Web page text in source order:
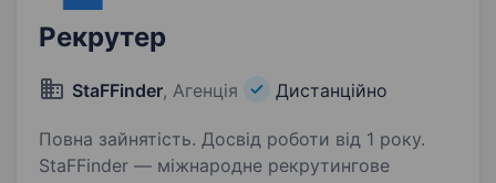
Рекрутер
StaFFinder, Агенція Дистанційно
Повна зайнятість. Досвід роботи від 1 року.
StaFFinder — міжнародне рекрутингове